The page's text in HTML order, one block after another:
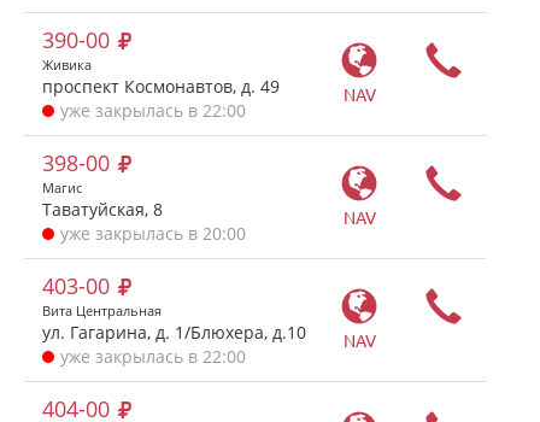
NAV
390-00
Живика
проспект Космонавтов, д. 49
уже закрылась в 22:00
NAV
398-00
Магис
Таватуйская, 8
уже закрылась в 20:00
NAV
403-00
Вита Центральная
ул. Гагарина, д. 1/Блюхера, д.10
уже закрылась в 22:00
404-00